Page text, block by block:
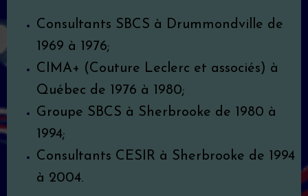
Consultants SBCS à Drummondville de
1969 à 1976;
CIMA+ (Couture Leclerc et associés) à
Québec de 1976 à 1980;
Groupe SBCS à Sherbrooke de 1980 à
1994;
Consultants CESIR à Sherbrooke de 1994
à 2004.